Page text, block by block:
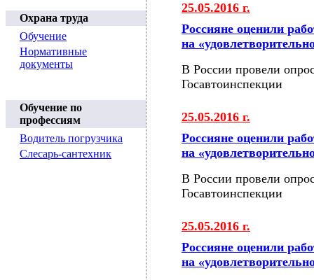
Охрана труда
Обучение
Нормативные
документы
Обучение по
профессиям
Водитель погрузчика
Слесарь-сантехник
25.05.2016 г.
Россияне оценили
на
В России провели
Госавтоинспекции
25.05.2016 г.
Россияне оценили
на
В России провели
Госавтоинспекции
25.05.2016 г.
Россияне оценили
на